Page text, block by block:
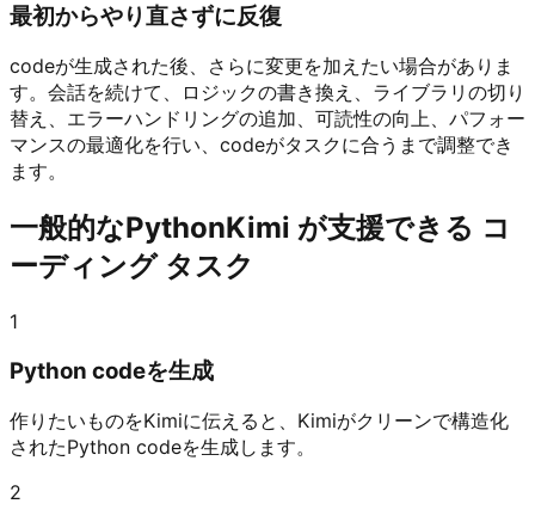
最初からやり直さずに反復
codeが生成された後、さらに変更を加えたい場合がありま
す。会話を続けて、ロジックの書き換え、ライブラリの切り
替え、エラーハンドリングの追加、可読性の向上、パフォー
マンスの最適化を行い、codeがタスクに合うまで調整でき
ます。
一般的なPythonKimi が支援できる コ
ーディング タスク
1
Python codeを生成
作りたいものをKimiに伝えると、Kimiがクリーンで構造化
されたPython codeを生成します。
2